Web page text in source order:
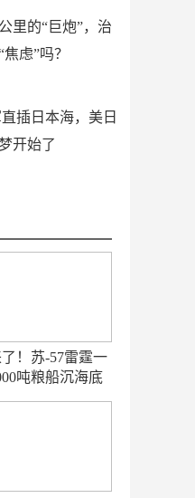
里的“巨炮”，治
虑”吗？
插日本海，美日
开始了
！苏-57雷霆一
吨粮船沉海底